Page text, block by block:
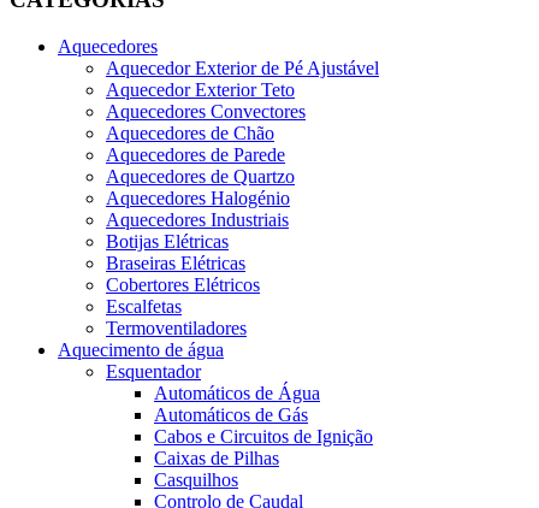
Aquecedores
Aquecedor Exterior de Pé Ajustável
Aquecedor Exterior Teto
Aquecedores Convectores
Aquecedores de Chão
Aquecedores de Parede
Aquecedores de Quartzo
Aquecedores Halogénio
Aquecedores Industriais
Botijas Elétricas
Braseiras Elétricas
Cobertores Elétricos
Escalfetas
Termoventiladores
Aquecimento de água
Esquentador
Automáticos de Água
Automáticos de Gás
Cabos e Circuitos de Ignição
Caixas de Pilhas
Casquilhos
Controlo de Caudal